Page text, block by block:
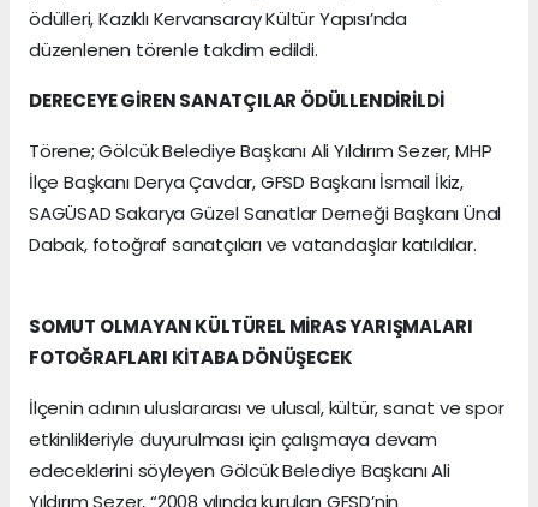
ödülleri, Kazıklı Kervansaray Kültür Yapısı’nda
düzenlenen törenle takdim edildi.
DERECEYE GİREN SANATÇILAR ÖDÜLLENDİRİLDİ
Törene; Gölcük Belediye Başkanı Ali Yıldırım Sezer, MHP
İlçe Başkanı Derya Çavdar, GFSD Başkanı İsmail İkiz,
SAGÜSAD Sakarya Güzel Sanatlar Derneği Başkanı Ünal
Dabak, fotoğraf sanatçıları ve vatandaşlar katıldılar.
SOMUT OLMAYAN KÜLTÜREL MİRAS YARIŞMALARI
FOTOĞRAFLARI KİTABA DÖNÜŞECEK
İlçenin adının uluslararası ve ulusal, kültür, sanat ve spor
etkinlikleriyle duyurulması için çalışmaya devam
edeceklerini söyleyen Gölcük Belediye Başkanı Ali
Yıldırım Sezer, “2008 yılında kurulan GFSD’nin